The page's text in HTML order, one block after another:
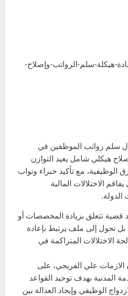
سلم رواتب الموظفين في
هيكلي شامل يعيد التوازن
الوظيفية، مع تأكيد خبراء ونواب
الاختلالات المالية
قضية تتعلق بزيادة المخصصات أو
بل تحول إلى ملف يرتبط بإعادة
الاختلالات المتراكمة في
علي الفريجي، على
المدنية بهدف توحيد القواعد
الوظيفي وإيجاد العدالة بين